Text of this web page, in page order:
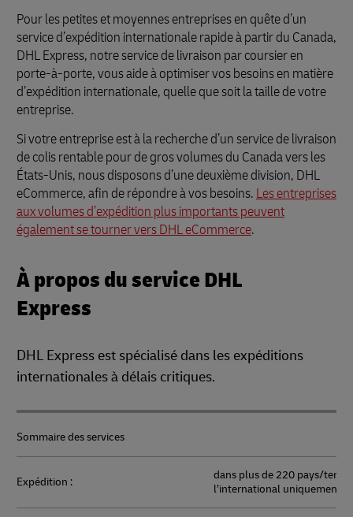
Pour les petites et moyennes entreprises en quête d’un
service d’expédition internationale rapide à partir du Canada,
DHL Express, notre service de livraison par coursier en
porte-à-porte, vous aide à optimiser vos besoins en matière
d’expédition internationale, quelle que soit la taille de votre
entreprise.
Si votre entreprise est à la recherche d’un service de livraison
de colis rentable pour de gros volumes du Canada vers les
États-Unis, nous disposons d’une deuxième division, DHL
eCommerce, afin de répondre à vos besoins. Les entreprises
aux volumes d’expédition plus importants peuvent
également se tourner vers DHL eCommerce.
À propos du service DHL
Express
DHL Express est spécialisé dans les expéditions
internationales à délais critiques.
Sommaire des services
Expédition :
dans plus de 220 pays/
l’international uniquement)